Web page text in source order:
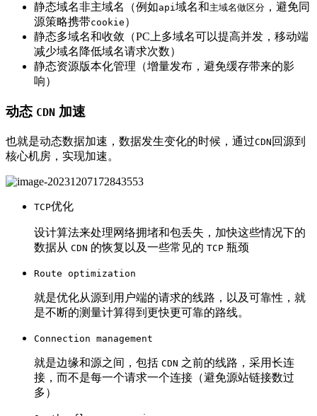
静态域名非主域名（例如api域名和主域名做区分 ，避免同
源策略携带cookie ）
静态多域名和收敛（PC上多域名可以提高并发，移动端
减少域名降低域名请求次数）
静态资源版本化管理（增量发布，避免缓存带来的影
响）
动态 CDN 加速
也就是动态数据加速，数据发生变化的时候，通过CDN 回源到
核心机房，实现加速。
TCP优化
设计算法来处理网络拥堵和包丢失，加快这些情况下的
数据从 CDN 的恢复以及一些常见的 TCP 瓶颈
Route optimization
就是优化从源到用户端的请求的线路，以及可靠性，就
是不断的测量计算得到更快更可靠的路线。
Connection management
就是边缘和源之间，包括 CDN 之前的线路，采用长连
接，而不是每一个请求一个连接（避免源站链接数过
多）